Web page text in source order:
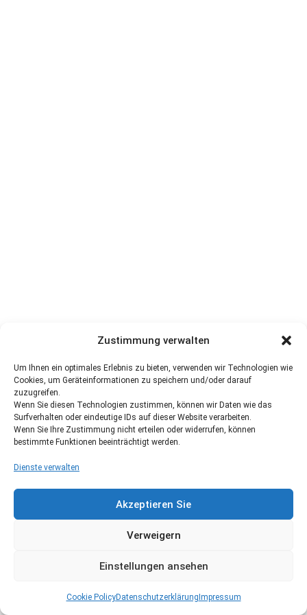
Zustimmung verwalten
Um Ihnen ein optimales Erlebnis zu bieten, verwenden wir Technologien wie
Cookies, um Geräteinformationen zu speichern und/oder darauf
zuzugreifen.
Wenn Sie diesen Technologien zustimmen, können wir Daten wie das
Surfverhalten oder eindeutige IDs auf dieser Website verarbeiten.
Wenn Sie Ihre Zustimmung nicht erteilen oder widerrufen, können
bestimmte Funktionen beeinträchtigt werden.
Dienste verwalten
Akzeptieren Sie
Verweigern
Einstellungen ansehen
Cookie PolicyDatenschutzerklärung Impressum